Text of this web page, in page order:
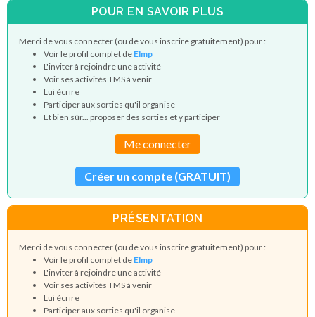
POUR EN SAVOIR PLUS
Merci de vous connecter (ou de vous inscrire gratuitement) pour :
Voir le profil complet de Elmp
L'inviter à rejoindre une activité
Voir ses activités TMS à venir
Lui écrire
Participer aux sorties qu'il organise
Et bien sûr... proposer des sorties et y participer
Me connecter
Créer un compte (GRATUIT)
PRÉSENTATION
Merci de vous connecter (ou de vous inscrire gratuitement) pour :
Voir le profil complet de Elmp
L'inviter à rejoindre une activité
Voir ses activités TMS à venir
Lui écrire
Participer aux sorties qu'il organise